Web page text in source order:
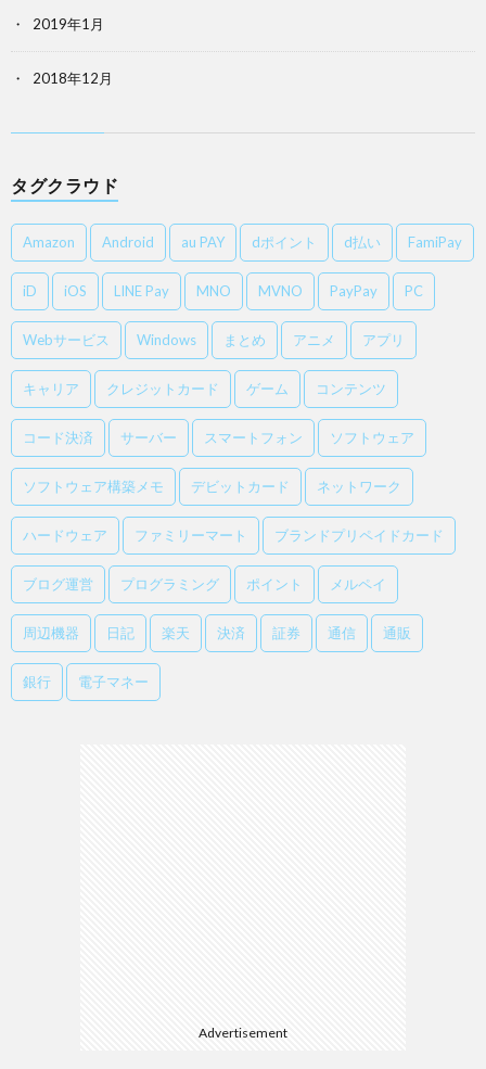
2019年1月
2018年12月
タグクラウド
Amazon Android au PAY dポイント d払い FamiPay
iD iOS LINE Pay MNO MVNO PayPay PC
Webサービス Windows まとめ アニメ アプリ
キャリア クレジットカード ゲーム コンテンツ
コード決済 サーバー スマートフォン ソフトウェア
ソフトウェア構築メモ デビットカード ネットワーク
ハードウェア ファミリーマート ブランドプリペイドカード
ブログ運営 プログラミング ポイント メルペイ
周辺機器 日記 楽天 決済 証券 通信 通販
銀行 電子マネー
Advertisement